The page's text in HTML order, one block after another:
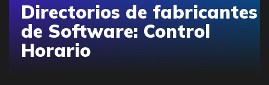
Directorios de fabricantes
de Software: Control
Horario